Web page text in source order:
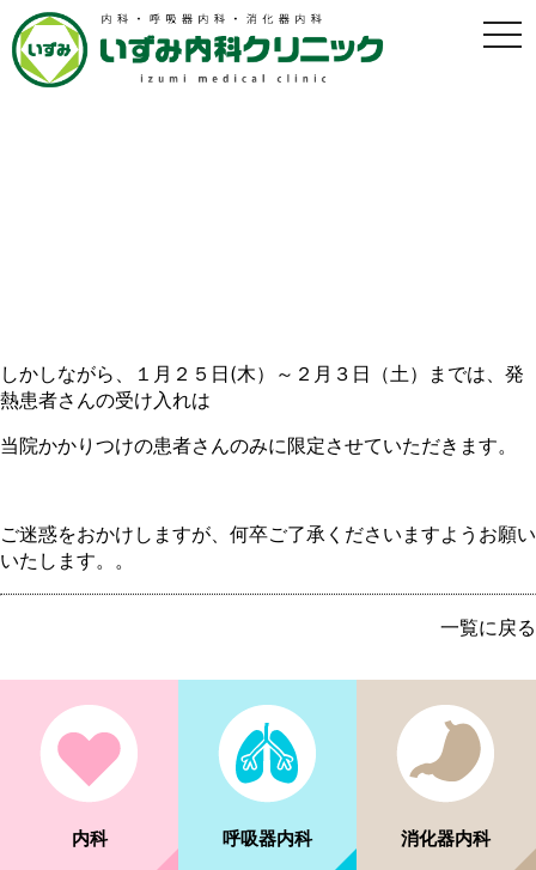
t
o
しかしながら、１月２５日(木）～２月３日（土）までは、発
熱患者さんの受け入れは
当院かかりつけの患者さんのみに限定させていただきます。
ご迷惑をおかけしますが、何卒ご了承くださいますようお願い
いたします。。
一覧に戻る
内科 呼吸器内科 消化器内科